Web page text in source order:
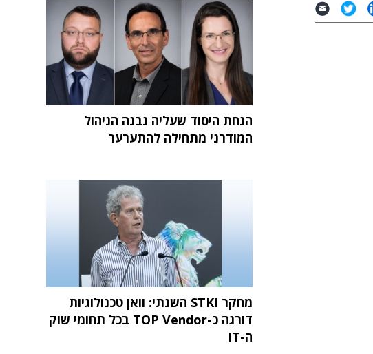
הנחת היסוד שעליה נבנה הניהול
המודרני מתחילה להתערער
מחקר STKI השנתי: וואן טכנולוגיות
דורגה כ-TOP Vendor בכל תחומי שוק
ה-IT